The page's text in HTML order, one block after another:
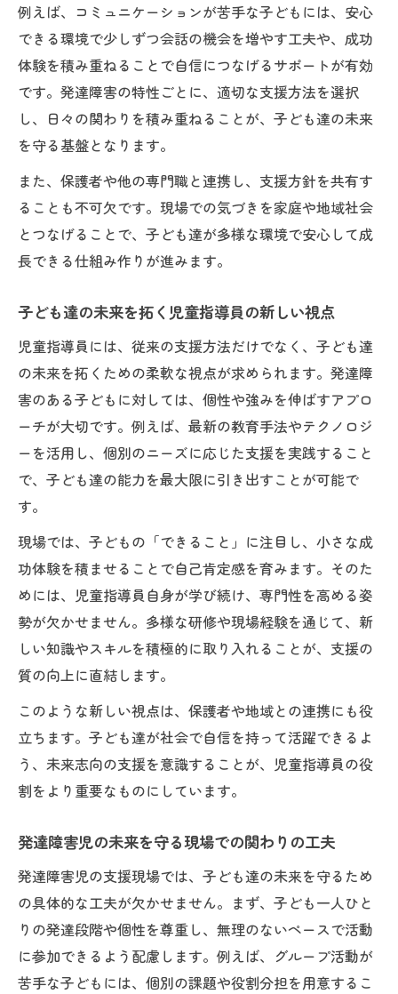
児童指導員が身につけたい発達障害支援の
姿勢
子ども達の未来を意識した対応力アップの
コツ
子ども達の成長を促す関わり方を考える
発達障害児の成長を支える具体的な関わり
例
子ども達の未来のための個性尊重と支援方
法
発達障害児の成長を導く関わり方の工夫
子ども達の未来を意識した成長支援の心得
大切な子ども達の未来へ導く支援のコツ
子ども達の未来を守る発達障害支援のコツ
発達障害児支援で大切な子ども達の未来観
子ども達の未来を導く実践的な関わり方
支援現場で活きる子ども達の未来重視の工
大切な子ども達の未来に寄り添う支援方法
保護者と連携する現場で役立つ関わり方
子ども達の未来を守る保護者との連携術
発達障害児の保護者支援と関わりの重要性
子ども達の未来のための保護者連携法
方
発達障害児支援で大切な保護者への配慮
未来志向で実践する発達障害児支援の極意
策
未来志向で考える子ども達の成長支援法
発達障害児の未来を見据えた支援のコツ
子ども達の未来を守る支援現場での工夫
実践から学ぶ子ども達の未来志向の支援術
例えば、コミュニケーションが苦手な子どもには、安心
できる環境で少しずつ会話の機会を増やす工夫や、成功
体験を積み重ねることで自信につなげるサポートが有効
です。発達障害の特性ごとに、適切な支援方法を選択
し、日々の関わりを積み重ねることが、子ども達の未来
を守る基盤となります。
また、保護者や他の専門職と連携し、支援方針を共有す
ることも不可欠です。現場での気づきを家庭や地域社会
とつなげることで、子ども達が多様な環境で安心して成
長できる仕組み作りが進みます。
子ども達の未来を拓く児童指導員の新しい視点
児童指導員には、従来の支援方法だけでなく、子ども達
の未来を拓くための柔軟な視点が求められます。発達障
害のある子どもに対しては、個性や強みを伸ばすアプロ
ーチが大切です。例えば、最新の教育手法やテクノロジ
ーを活用し、個別のニーズに応じた支援を実践すること
で、子ども達の能力を最大限に引き出すことが可能で
す。
現場では、子どもの「できること」に注目し、小さな成
功体験を積ませることで自己肯定感を育みます。そのた
めには、児童指導員自身が学び続け、専門性を高める姿
勢が欠かせません。多様な研修や現場経験を通じて、新
しい知識やスキルを積極的に取り入れることが、支援の
質の向上に直結します。
このような新しい視点は、保護者や地域との連携にも役
立ちます。子ども達が社会で自信を持って活躍できるよ
う、未来志向の支援を意識することが、児童指導員の役
割をより重要なものにしています。
発達障害児の未来を守る現場での関わりの工夫
発達障害児の支援現場では、子ども達の未来を守るため
の具体的な工夫が欠かせません。まず、子ども一人ひと
りの発達段階や個性を尊重し、無理のないペースで活動
に参加できるよう配慮します。例えば、グループ活動が
苦手な子どもには、個別の課題や役割分担を用意するこ